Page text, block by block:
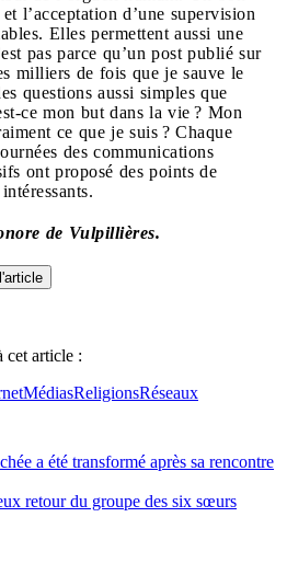
l’acceptation d’une supervision
Elles permettent aussi une
pas parce qu’un post publié sur
milliers de fois que je sauve le
questions aussi simples que
ce mon but dans la vie ? Mon
ce que je suis ? Chaque
des communications
ont proposé des points de
de Vulpillières.
cet article :
MédiasReligionsRéseaux
a été transformé après sa rencontre
retour du groupe des six sœurs